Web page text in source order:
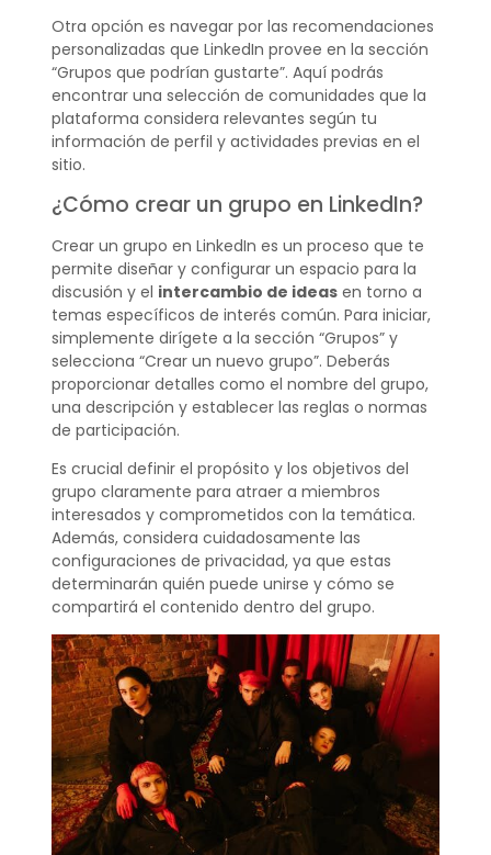
Otra opción es navegar por las recomendaciones
personalizadas que LinkedIn provee en la sección
“Grupos que podrían gustarte”. Aquí podrás
encontrar una selección de comunidades que la
plataforma considera relevantes según tu
información de perfil y actividades previas en el
sitio.
¿Cómo crear un grupo en LinkedIn?
Crear un grupo en LinkedIn es un proceso que te
permite diseñar y configurar un espacio para la
discusión y el intercambio de ideasen torno a
temas específicos de interés común. Para iniciar,
simplemente dirígete a la sección “Grupos” y
selecciona “Crear un nuevo grupo”. Deberás
proporcionar detalles como el nombre del grupo,
una descripción y establecer las reglas o normas
de participación.
Es crucial definir el propósito y los objetivos del
grupo claramente para atraer a miembros
interesados y comprometidos con la temática.
Además, considera cuidadosamente las
configuraciones de privacidad, ya que estas
determinarán quién puede unirse y cómo se
compartirá el contenido dentro del grupo.